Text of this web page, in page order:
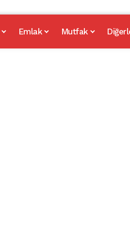
Emlak Mutfak